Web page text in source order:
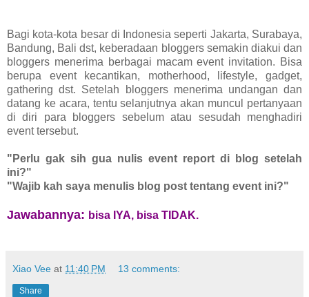
Bagi kota-kota besar di Indonesia seperti Jakarta, Surabaya,
Bandung, Bali dst, keberadaan bloggers semakin diakui dan
bloggers menerima berbagai macam event invitation. Bisa
berupa event kecantikan, motherhood, lifestyle, gadget,
gathering dst. Setelah bloggers menerima undangan dan
datang ke acara, tentu selanjutnya akan muncul pertanyaan
di diri para bloggers sebelum atau sesudah menghadiri
event tersebut.
"Perlu gak sih gua nulis event report di blog setelah
ini?"
"Wajib kah saya menulis blog post tentang event ini?"
Jawabannya: bisa IYA, bisa TIDAK.
Xiao Vee at 11:40 PM 13 comments:
Share